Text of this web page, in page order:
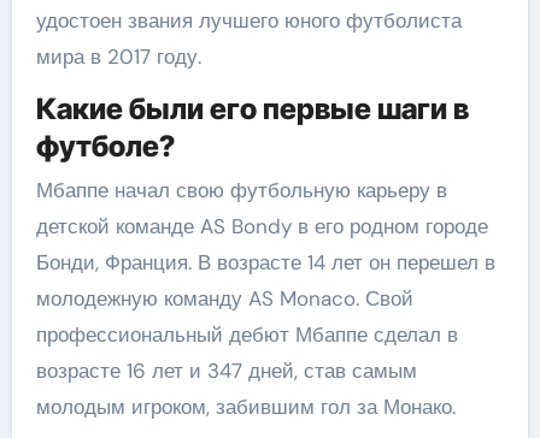
удостоен звания лучшего юного футболиста
мира в 2017 году.
Какие были его первые шаги в
футболе?
Мбаппе начал свою футбольную карьеру в
детской команде AS Bondy в его родном городе
Бонди, Франция. В возрасте 14 лет он перешел в
молодежную команду AS Monaco. Свой
профессиональный дебют Мбаппе сделал в
возрасте 16 лет и 347 дней, став самым
молодым игроком, забившим гол за Монако.